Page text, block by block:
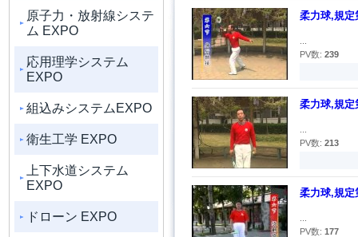
原子力・放射線システ
ム EXPO
応用理学システム
EXPO
組込みシステムEXPO
衛生工学 EXPO
上下水道システム
EXPO
ドローン EXPO
柔力球,規定
PV数: 239
柔力球,規定
PV数: 213
柔力球,規定
PV数: 177